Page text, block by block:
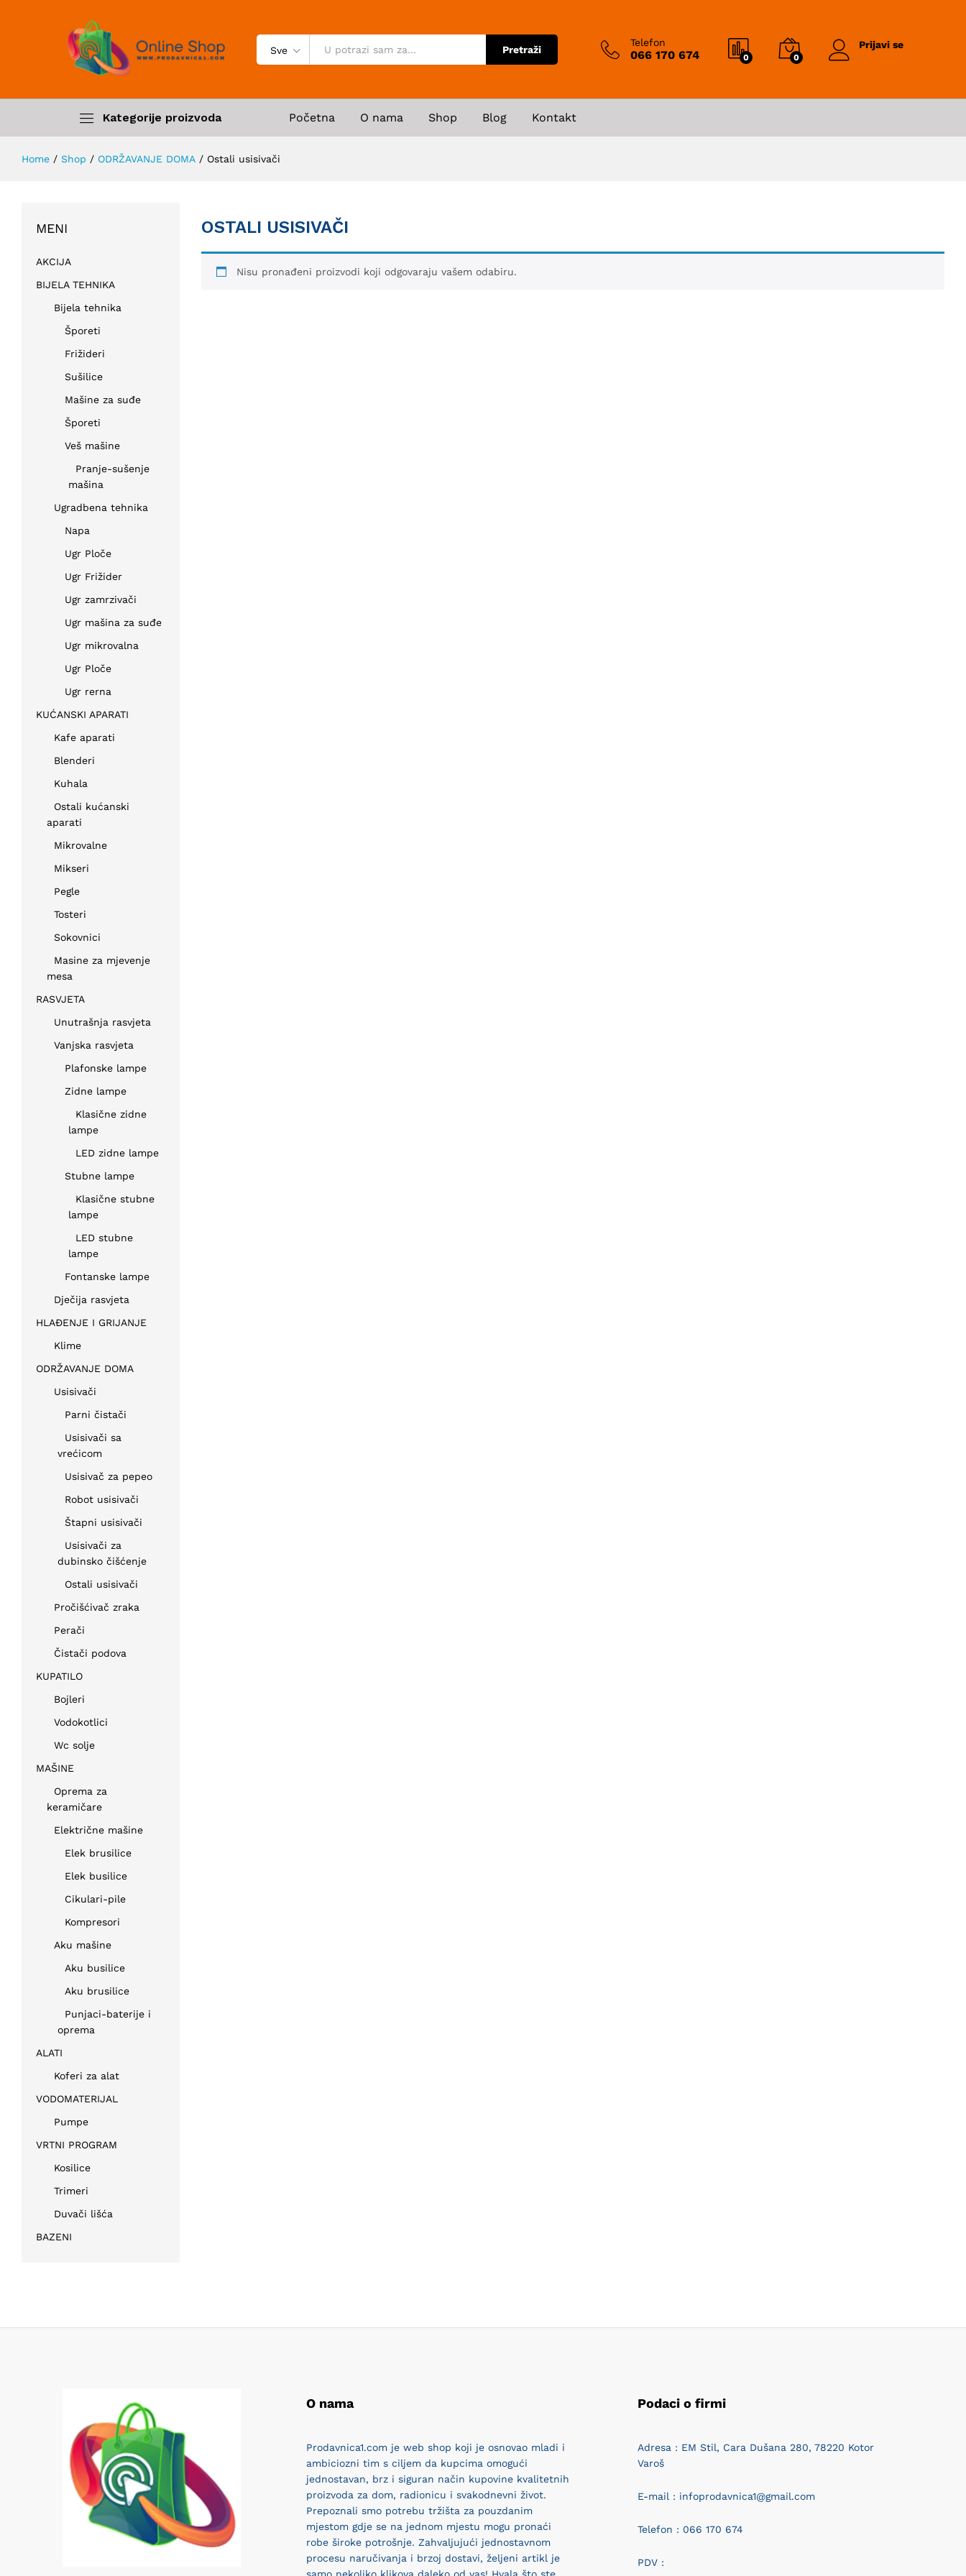
Sve Pretraži
Telefon
066 170 674 0 0
Prijavi se
Kategorije proizvoda Početna O nama Shop Blog Kontakt
Home / Shop / ODRŽAVANJE DOMA / Ostali usisivači
OSTALI USISIVAČI
Nisu pronađeni proizvodi koji odgovaraju vašem odabiru.
MENI
AKCIJA
BIJELA TEHNIKA
Bijela tehnika
Šporeti
Frižideri
Sušilice
Mašine za suđe
Šporeti
Veš mašine
Pranje-sušenje
mašina
Ugradbena tehnika
Napa
Ugr Ploče
Ugr Frižider
Ugr zamrzivači
Ugr mašina za suđe
Ugr mikrovalna
Ugr Ploče
Ugr rerna
KUĆANSKI APARATI
Kafe aparati
Blenderi
Kuhala
Ostali kućanski
aparati
Mikrovalne
Mikseri
Pegle
Tosteri
Sokovnici
Masine za mjevenje
mesa
RASVJETA
Unutrašnja rasvjeta
Vanjska rasvjeta
Plafonske lampe
Zidne lampe
Klasične zidne
lampe
LED zidne lampe
Stubne lampe
Klasične stubne
lampe
LED stubne
lampe
Fontanske lampe
Dječija rasvjeta
HLAĐENJE I GRIJANJE
Klime
ODRŽAVANJE DOMA
Usisivači
Parni čistači
Usisivači sa
vrećicom
Usisivač za pepeo
Robot usisivači
Štapni usisivači
Usisivači za
dubinsko čišćenje
Ostali usisivači
Pročišćivač zraka
Perači
Čistači podova
KUPATILO
Bojleri
Vodokotlici
Wc solje
MAŠINE
Oprema za
keramičare
Električne mašine
Elek brusilice
Elek busilice
Cikulari-pile
Kompresori
Aku mašine
Aku busilice
Aku brusilice
Punjaci-baterije i
oprema
ALATI
Koferi za alat
VODOMATERIJAL
Pumpe
VRTNI PROGRAM
Kosilice
Trimeri
Duvači lišća
BAZENI
O nama
Prodavnica1.com je web shop koji je osnovao mladi i
ambiciozni tim s ciljem da kupcima omogući
jednostavan, brz i siguran način kupovine kvalitetnih
proizvoda za dom, radionicu i svakodnevni život.
Prepoznali smo potrebu tržišta za pouzdanim
mjestom gdje se na jednom mjestu mogu pronaći
robe široke potrošnje. Zahvaljujući jednostavnom
procesu naručivanja i brzoj dostavi, željeni artikl je
Podaci o firmi
Adresa : EM Stil, Cara Dušana 280, 78220 Kotor
Varoš
E-mail : infoprodavnica1@gmail.com
Telefon : 066 170 674
PDV :